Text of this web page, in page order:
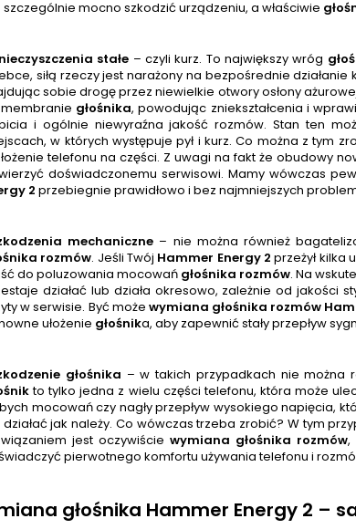
mocno szkodzić urządzeniu, a właściwie
stałe – czyli kurz. To największy wróg
siłą rzeczy jest narażony na bezpośrednie
sobie drogę przez niewielkie otwory osłony
głośnika, powodując zniekształcenia i
i ogólnie niewyraźna jakość rozmów. Stan ten
w których występuje pył i kurz. Co można z tym
telefonu na części. Z uwagi na fakt że obudowy
doświadczonemu serwisowi. Mamy wówczas
2 przebiegnie prawidłowo i bez najmniejszych
mechaniczne – nie można również
rozmów. Jeśli Twój Hammer Energy 2 przeżył kilka
do poluzowania mocowań głośnika rozmów. Na
działać lub działa okresowo, zależnie od jakości
w serwisie. Być może wymiana głośnika rozmów
ułożenie głośnika, aby zapewnić stały przepływ
głośnika – w takich przypadkach nie można
to tylko jedna z wielu części telefonu, która może
mocowań czy nagły przepływ wysokiego napięcia,
działać jak należy. Co wówczas trzeba zrobić? W tym
jest oczywiście wymiana głośnika rozmów,
pierwotnego komfortu używania telefonu i
głośnika Hammer Energy 2 –